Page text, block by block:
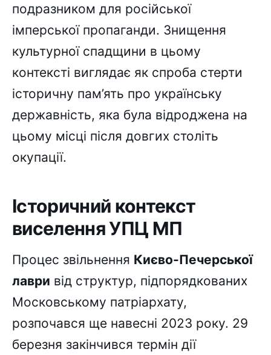
подразником для російської
імперської пропаганди. Знищення
культурної спадщини в цьому
контексті виглядає як спроба стерти
історичну пам’ять про українську
державність, яка була відроджена на
цьому місці після довгих століть
окупації.
Історичний контекст
виселення УПЦ МП
Процес звільнення Києво-Печерської
лаври від структур, підпорядкованих
Московському патріархату,
розпочався ще навесні 2023 року. 29
березня закінчився термін дії